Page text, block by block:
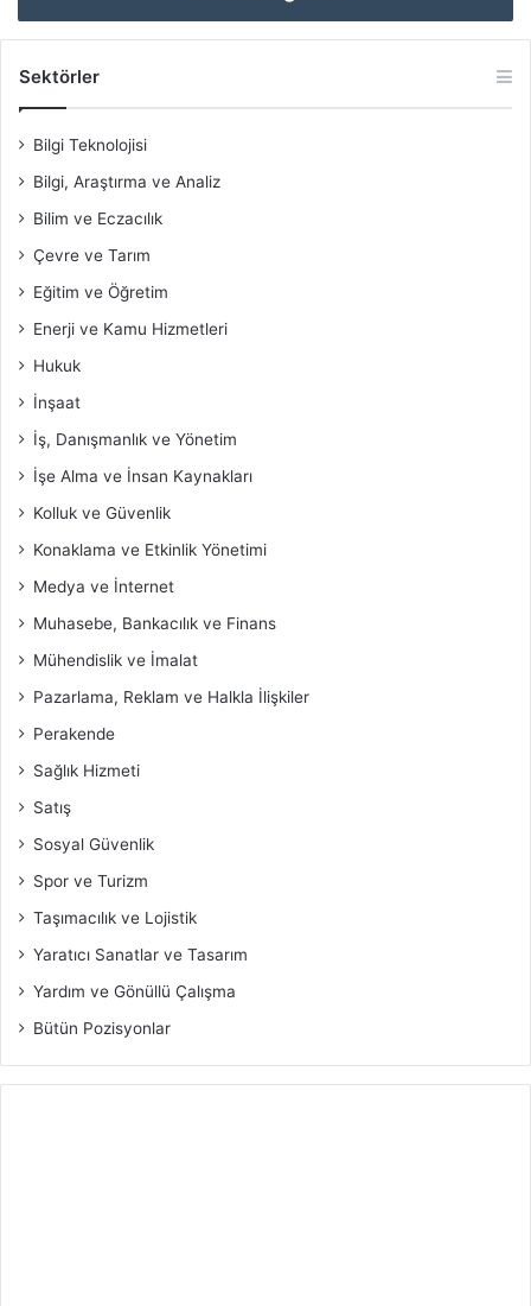
Sektörler
Bilgi Teknolojisi
Bilgi, Araştırma ve Analiz
Bilim ve Eczacılık
Çevre ve Tarım
Eğitim ve Öğretim
Enerji ve Kamu Hizmetleri
Hukuk
İnşaat
İş, Danışmanlık ve Yönetim
İşe Alma ve İnsan Kaynakları
Kolluk ve Güvenlik
Konaklama ve Etkinlik Yönetimi
Medya ve İnternet
Muhasebe, Bankacılık ve Finans
Mühendislik ve İmalat
Pazarlama, Reklam ve Halkla İlişkiler
Perakende
Sağlık Hizmeti
Satış
Sosyal Güvenlik
Spor ve Turizm
Taşımacılık ve Lojistik
Yaratıcı Sanatlar ve Tasarım
Yardım ve Gönüllü Çalışma
Bütün Pozisyonlar